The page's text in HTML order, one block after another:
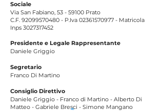
Sociale
Via San Fabiano, 53 - 59100 Prato
C.F. 92099570480 - P.Iva 02361570977 - Matricola
Inps 3027317452
Presidente e Legale Rappresentante
Daniele Griggio
Segretario
Franco Di Martino
Consiglio Direttivo
Daniele Griggio - Franco di Martino - Alberto Di
Matteo - Gabriele Bresci - Simone Mangano